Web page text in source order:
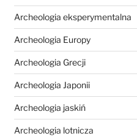
Archeologia eksperymentalna
Archeologia Europy
Archeologia Grecji
Archeologia Japonii
Archeologia jaskiń
Archeologia lotnicza